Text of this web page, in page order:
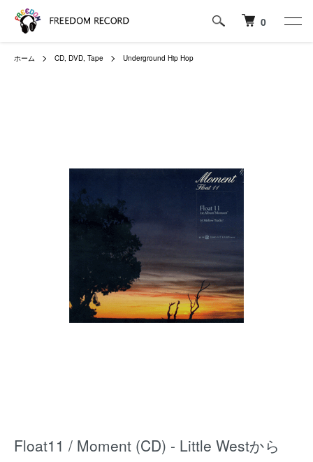
0
ホーム CD, DVD, Tape Underground Hip Hop
Float11 / Moment (CD) - Little Westから